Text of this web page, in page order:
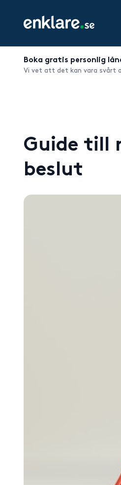
Boka gratis personlig
Vi vet att det kan vara svårt
Guide till
beslut